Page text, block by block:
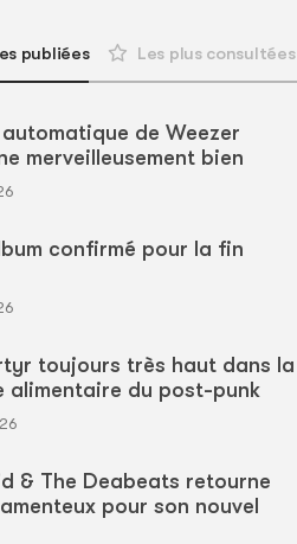
publiées Les plus consultées
de Weezer
merveilleusement bien
confirmé pour la fin
toujours très haut dans la
alimentaire du post-punk
& The Deabeats retourne
pour son nouvel